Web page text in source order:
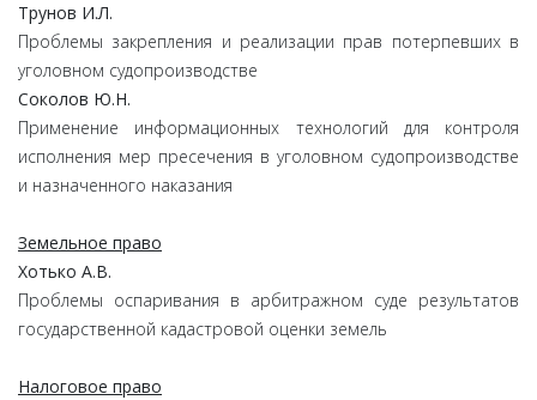
Трунов И.Л.
Проблемы закрепления и реализации прав потерпевших в
уголовном судопроизводстве
Соколов Ю.Н.
Применение информационных технологий для контроля
исполнения мер пресечения в уголовном судопроизводстве
и назначенного наказания
Земельное право
Хотько А.В.
Проблемы оспаривания в арбитражном суде результатов
государственной кадастровой оценки земель
Налоговое право